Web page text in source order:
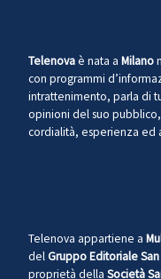
Telenovaè nata a Milano
con programmi
intrattenimento, parla di
opinioni del suo
cordialità, esperienza ed
Telenova appartiene a
delGruppo Editoriale
proprietà della Società